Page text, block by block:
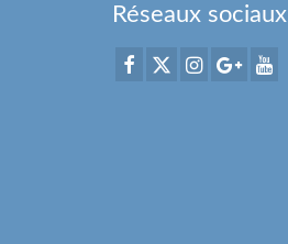
Réseaux sociaux